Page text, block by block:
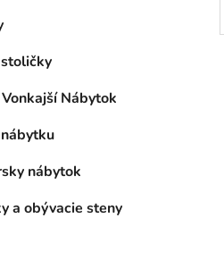
Nábytok
nábytok
a obývacie steny